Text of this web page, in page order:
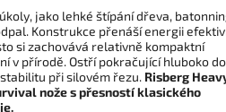
jako lehké štípání dřeva,
Konstrukce přenáší energii
si zachovává relativně kompaktní
v přírodě. Ostří pokračující hluboko do
při silovém řezu. Risberg
nože s přesností klasického